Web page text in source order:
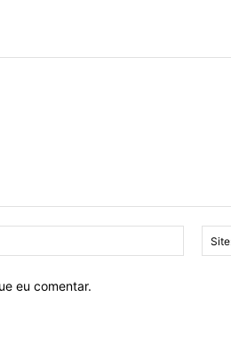
mail:*
eu comentar.